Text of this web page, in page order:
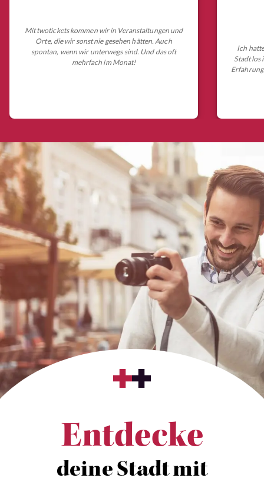
Mit twotickets kommen wir in Veranstaltungen und
Orte, die wir sonst nie gesehen hätten. Auch
spontan, wenn wir unterwegs sind. Und das oft
mehrfach im Monat!
Ich
Stadt los
Entdecke
deine Stadt mit